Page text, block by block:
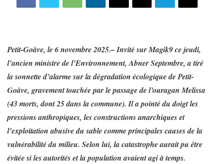
Petit-Goâve, le 6 novembre 2025.– Invité sur Magik9 ce jeudi,
l’ancien ministre de l’Environnement, Abner Septembre, a tiré
la sonnette d’alarme sur la dégradation écologique de Petit-
Goâve, gravement touchée par le passage de l’ouragan Melissa
(43 morts, dont 25 dans la commune). Il a pointé du doigt les
pressions anthropiques, les constructions anarchiques et
l’exploitation abusive du sable comme principales causes de la
vulnérabilité du milieu. Selon lui, la catastrophe aurait pu être
évitée si les autorités et la population avaient agi à temps.